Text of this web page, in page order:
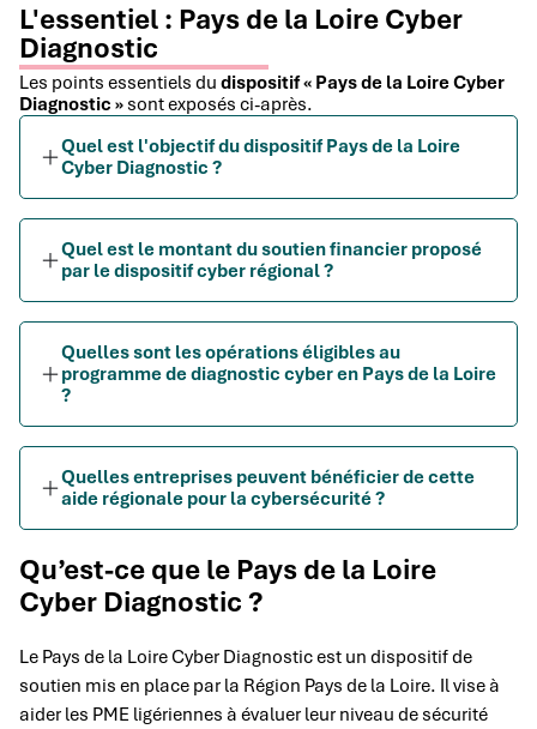
L'essentiel : Pays de la Loire Cyber
Diagnostic
Les points essentiels du dispositif « Pays de la Loire Cyber
Diagnostic » sont exposés ci-après.
Quel est l'objectif du dispositif Pays de la Loire
Cyber Diagnostic ?
Quel est le montant du soutien financier proposé
par le dispositif cyber régional ?
Quelles sont les opérations éligibles au
programme de diagnostic cyber en Pays de la Loire
?
Quelles entreprises peuvent bénéficier de cette
aide régionale pour la cybersécurité ?
Qu’est-ce que le Pays de la Loire
Cyber Diagnostic ?
Le Pays de la Loire Cyber Diagnostic est un dispositif de
soutien mis en place par la Région Pays de la Loire. Il vise à
aider les PME ligériennes à évaluer leur niveau de sécurité